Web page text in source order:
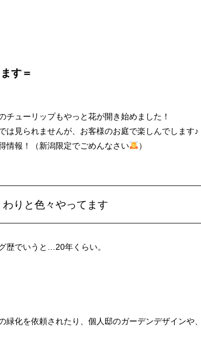
す＝
ューリップもやっと花が開き始めました！
は見られませんが、お客様のお庭で楽しんでします♪
情報！（新潟限定でごめんなさい
）
りと色々やってます
歴でいうと…20年くらい。
緑化を依頼されたり、個人邸のガーデンデザインや